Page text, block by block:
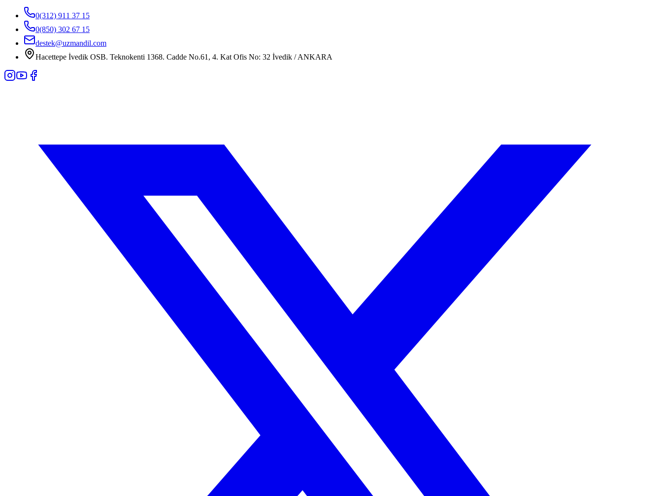
0(312) 911 37 15
0(850) 302 67 15
destek@uzmandil.com
Hacettepe İvedik OSB. Teknokenti 1368. Cadde No.61, 4. Kat Ofis No: 32 İvedik / ANKARA